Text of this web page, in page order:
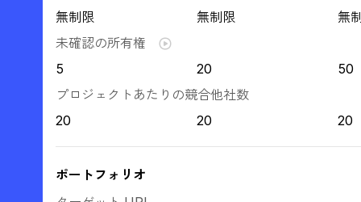
無制限
無制限
無
未確認の所有権
5
20
50
プロジェクトあたりの競合他社数
20
20 20
ポートフォリオ